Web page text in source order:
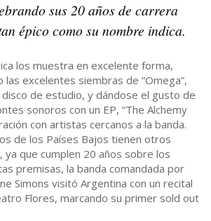
sus 20 años de carrera
épico como su nombre indica.
los muestra en excelente forma,
las excelentes siembras de “Omega”,
disco de estudio, y dándose el gusto de
sonoros con un EP, “The Alchemy
con artistas cercanos a la banda.
de los Países Bajos tienen otros
que cumplen 20 años sobre los
premisas, la banda comandada por
Simons visitó Argentina con un recital
Flores, marcando su primer sold out